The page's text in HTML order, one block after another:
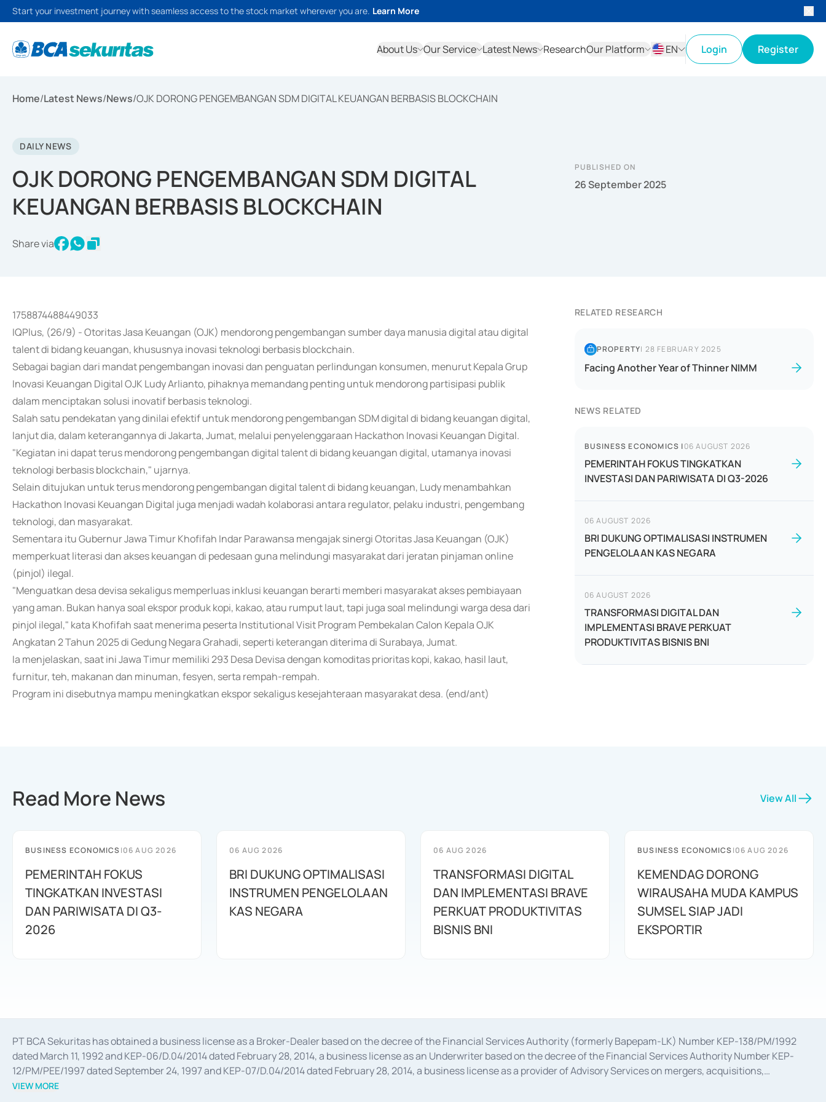
Start your investment journey with seamless access to the stock market wherever you are. Learn More
About Us Our Service Latest News ResearchOur Platform
EN
Login Register
Home/Latest News/News/OJK DORONG PENGEMBANGAN SDM DIGITAL KEUANGAN BERBASIS BLOCKCHAIN
DAILY NEWS
OJK DORONG PENGEMBANGAN SDM DIGITAL
KEUANGAN BERBASIS BLOCKCHAIN
Share via
PUBLISHED ON
26 September 2025
1758874488449033
IQPlus, (26/9) - Otoritas Jasa Keuangan (OJK) mendorong pengembangan sumber daya manusia digital atau digital
talent di bidang keuangan, khususnya inovasi teknologi berbasis blockchain.
Sebagai bagian dari mandat pengembangan inovasi dan penguatan perlindungan konsumen, menurut Kepala Grup
Inovasi Keuangan Digital OJK Ludy Arlianto, pihaknya memandang penting untuk mendorong partisipasi publik
dalam menciptakan solusi inovatif berbasis teknologi.
Salah satu pendekatan yang dinilai efektif untuk mendorong pengembangan SDM digital di bidang keuangan digital,
lanjut dia, dalam keterangannya di Jakarta, Jumat, melalui penyelenggaraan Hackathon Inovasi Keuangan Digital.
"Kegiatan ini dapat terus mendorong pengembangan digital talent di bidang keuangan digital, utamanya inovasi
teknologi berbasis blockchain," ujarnya.
Selain ditujukan untuk terus mendorong pengembangan digital talent di bidang keuangan, Ludy menambahkan
Hackathon Inovasi Keuangan Digital juga menjadi wadah kolaborasi antara regulator, pelaku industri, pengembang
teknologi, dan masyarakat.
Sementara itu Gubernur Jawa Timur Khofifah Indar Parawansa mengajak sinergi Otoritas Jasa Keuangan (OJK)
memperkuat literasi dan akses keuangan di pedesaan guna melindungi masyarakat dari jeratan pinjaman online
(pinjol) ilegal.
"Menguatkan desa devisa sekaligus memperluas inklusi keuangan berarti memberi masyarakat akses pembiayaan
yang aman. Bukan hanya soal ekspor produk kopi, kakao, atau rumput laut, tapi juga soal melindungi warga desa dari
pinjol ilegal," kata Khofifah saat menerima peserta Institutional Visit Program Pembekalan Calon Kepala OJK
Angkatan 2 Tahun 2025 di Gedung Negara Grahadi, seperti keterangan diterima di Surabaya, Jumat.
Ia menjelaskan, saat ini Jawa Timur memiliki 293 Desa Devisa dengan komoditas prioritas kopi, kakao, hasil laut,
furnitur, teh, makanan dan minuman, fesyen, serta rempah-rempah.
Program ini disebutnya mampu meningkatkan ekspor sekaligus kesejahteraan masyarakat desa. (end/ant)
RELATED RESEARCH
PROPERTY| 28 FEBRUARY 2025
Facing Another Year of Thinner NIMM
NEWS RELATED
BUSINESS ECONOMICS |06 AUGUST 2026
PEMERINTAH FOKUS TINGKATKAN
INVESTASI DAN PARIWISATA DI Q3-2026
06 AUGUST 2026
BRI DUKUNG OPTIMALISASI INSTRUMEN
PENGELOLAAN KAS NEGARA
06 AUGUST 2026
TRANSFORMASI DIGITAL DAN
IMPLEMENTASI BRAVE PERKUAT
PRODUKTIVITAS BISNIS BNI
Read More News View All
BUSINESS ECONOMICS|06 AUG 2026
PEMERINTAH FOKUS
TINGKATKAN INVESTASI
DAN PARIWISATA DI Q3-
2026
06 AUG 2026
BRI DUKUNG OPTIMALISASI
INSTRUMEN PENGELOLAAN
KAS NEGARA
06 AUG 2026
TRANSFORMASI DIGITAL
DAN IMPLEMENTASI BRAVE
PERKUAT PRODUKTIVITAS
BISNIS BNI
BUSINESS ECONOMICS|06 AUG 2026
KEMENDAG DORONG
WIRAUSAHA MUDA KAMPUS
SUMSEL SIAP JADI
EKSPORTIR
PT BCA Sekuritas has obtained a business license as a Broker-Dealer based on the decree of the Financial Services Authority (formerly Bapepam-LK) Number KEP-138/PM/1992
dated March 11, 1992 and KEP-06/D.04/2014 dated February 28, 2014, a business license as an Underwriter based on the decree of the Financial Services Authority Number KEP-
12/PM/PEE/1997 dated September 24, 1997 and KEP-07/D.04/2014 dated February 28, 2014, a business license as a provider of Advisory Services on mergers, acquisitions,
divestments, and joint ventures based on the decree of the Financial Services Authority Number S-67/PM.21/2014 dated February 28, 2014, a business license as a provider of
VIEW MORE